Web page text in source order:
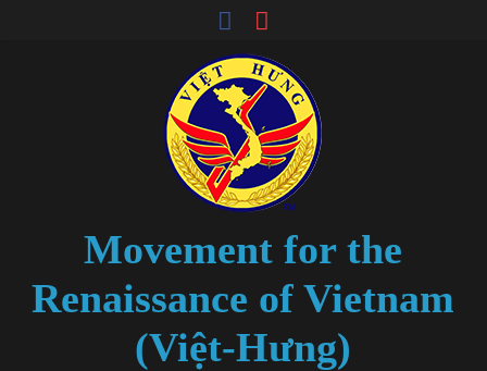
Movement for the
Renaissance of Vietnam
(Việt-Hưng)